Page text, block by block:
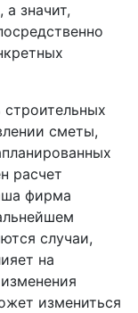
значит,
сметы,
расчет
фирма
случаи,
на
измениться